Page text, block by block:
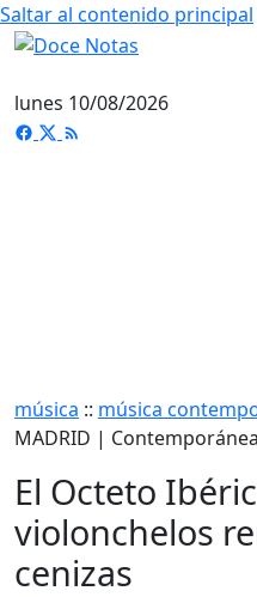
Saltar al contenido principal
lunes 10/08/2026
música :: música
MADRID | Contemporánea
El Octeto
violonchelos
cenizas